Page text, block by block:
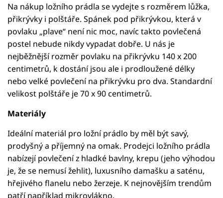
Na nákup ložního prádla se vydejte s rozměrem lůžka,
přikrývky i polštáře. Spánek pod přikrývkou, která v
povlaku „plave“ není nic moc, navíc takto povlečená
postel nebude nikdy vypadat dobře. U nás je
nejběžnější rozměr povlaku na přikrývku 140 x 200
centimetrů, k dostání jsou ale i prodloužené délky
nebo velké povlečení na přikrývku pro dva. Standardní
velikost polštáře je 70 x 90 centimetrů.
Materiály
Ideální materiál pro ložní prádlo by měl být savý,
prodyšný a příjemný na omak. Prodejci ložního prádla
nabízejí povlečení z hladké bavlny, krepu (jeho výhodou
je, že se nemusí žehlit), luxusního damašku a saténu,
hřejivého flanelu nebo žerzeje. K nejnovějším trendům
patří například mikrovlákno.